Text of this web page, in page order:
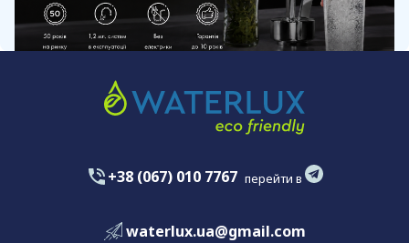
+38 (067) 010 7767 перейти в
waterlux.ua@gmail.com